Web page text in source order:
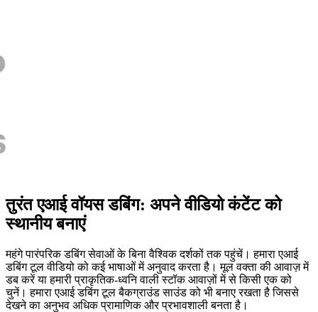
तुरंत एआई वॉयस डबिंग: अपने वीडियो कंटेंट को
स्थानीय बनाएं
महंगे पारंपरिक डबिंग सेवाओं के बिना वैश्विक दर्शकों तक पहुंचें। हमारा एआई
डबिंग टूल वीडियो को कई भाषाओं में अनुवाद करता है। मूल वक्ता की आवाज़ में
डब करें या हमारी प्राकृतिक-ध्वनि वाली स्टॉक आवाज़ों में से किसी एक को
चुनें। हमारा एआई डबिंग टूल बैकग्राउंड साउंड को भी बनाए रखता है जिससे
देखने का अनुभव अधिक प्रामाणिक और प्रभावशाली बनता है।